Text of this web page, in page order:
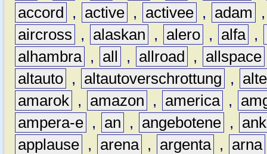
accord
, active , activee , adam
aircross
, alaskan , alero , alfa ,
alhambra , all , allroad , allspace
altauto , altautoverschrottung ,
amarok , amazon , america ,
ampera-e , an , angebotene ,
applause , arena , argenta , arna